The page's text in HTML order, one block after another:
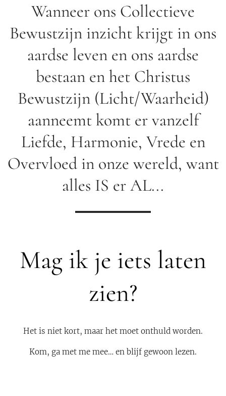
Wanneer ons Collectieve
Bewustzijn inzicht krijgt in ons
aardse leven en ons aardse
bestaan en het Christus
Bewustzijn (Licht/Waarheid)
aanneemt komt er vanzelf
Liefde, Harmonie, Vrede en
Overvloed in onze wereld, want
alles IS er AL...
Mag ik je iets laten
zien?
Het is niet kort, maar het moet onthuld worden.
Kom, ga met me mee… en blijf gewoon lezen.